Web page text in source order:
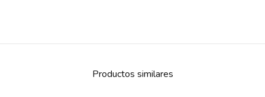
Productos similares